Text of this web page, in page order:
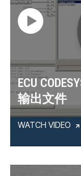
ECU
输出文件
WATCH VIDEO